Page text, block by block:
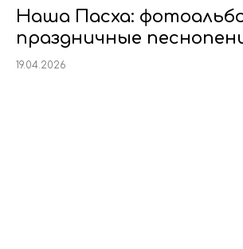
Наша Пасха:
праздничные
19.04.2026